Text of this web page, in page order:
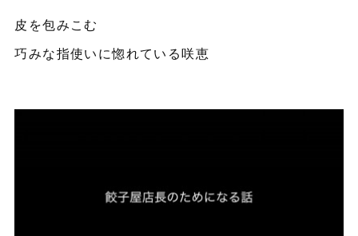
皮を包みこむ
巧みな指使いに惚れている咲恵